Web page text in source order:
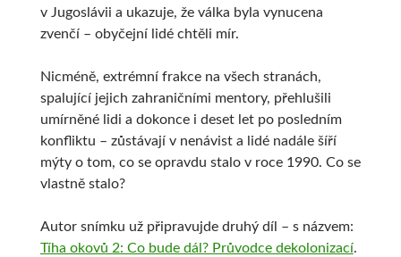
v Jugoslávii a ukazuje, že válka byla vynucena
zvenčí – obyčejní lidé chtěli mír.
Nicméně, extrémní frakce na všech stranách,
spalující jejich zahraničními mentory, přehlušili
umírněné lidi a dokonce i deset let po posledním
konfliktu – zůstávají v nenávist a lidé nadále šíří
mýty o tom, co se opravdu stalo v roce 1990. Co se
vlastně stalo?
Autor snímku už připravujde druhý díl – s názvem:
Tíha okovů 2: Co bude dál? Průvodce dekolonizací.